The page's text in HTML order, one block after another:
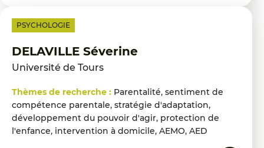
PSYCHOLOGIE
DELAVILLE Séverine
Université de Tours
Thèmes de recherche : Parentalité, sentiment de
compétence parentale, stratégie d'adaptation,
développement du pouvoir d'agir, protection de
l'enfance, intervention à domicile, AEMO, AED